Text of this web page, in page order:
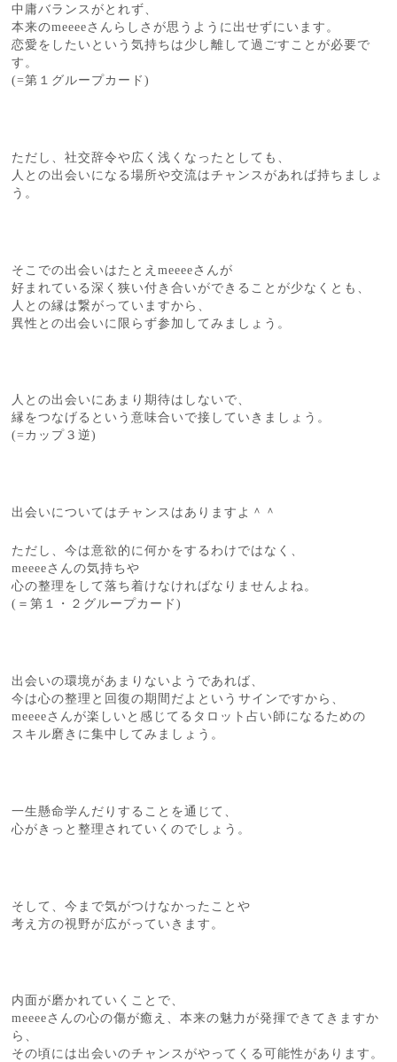
中庸バランスがとれず、
本来のmeeeeさんらしさが思うように出せずにいます。
恋愛をしたいという気持ちは少し離して過ごすことが必要で
す。
(=第１グループカード)
ただし、社交辞令や広く浅くなったとしても、
人との出会いになる場所や交流はチャンスがあれば持ちましょ
う。
そこでの出会いはたとえmeeeeさんが
好まれている深く狭い付き合いができることが少なくとも、
人との縁は繋がっていますから、
異性との出会いに限らず参加してみましょう。
人との出会いにあまり期待はしないで、
縁をつなげるという意味合いで接していきましょう。
(=カップ３逆)
出会いについてはチャンスはありますよ＾＾
ただし、今は意欲的に何かをするわけではなく、
meeeeさんの気持ちや
心の整理をして落ち着けなければなりませんよね。
(＝第１・２グループカード)
出会いの環境があまりないようであれば、
今は心の整理と回復の期間だよというサインですから、
meeeeさんが楽しいと感じてるタロット占い師になるための
スキル磨きに集中してみましょう。
一生懸命学んだりすることを通じて、
心がきっと整理されていくのでしょう。
そして、今まで気がつけなかったことや
考え方の視野が広がっていきます。
内面が磨かれていくことで、
meeeeさんの心の傷が癒え、本来の魅力が発揮できてきますか
ら、
その頃には出会いのチャンスがやってくる可能性があります。